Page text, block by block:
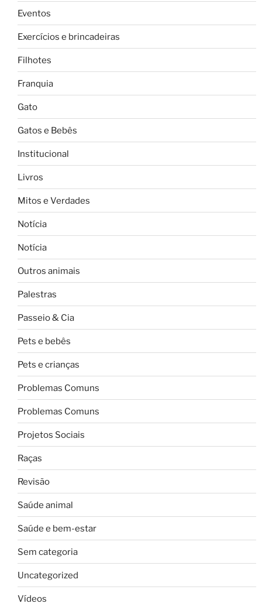
Eventos
Exercícios e brincadeiras
Filhotes
Franquia
Gato
Gatos e Bebês
Institucional
Livros
Mitos e Verdades
Notícia
Notícia
Outros animais
Palestras
Passeio & Cia
Pets e bebês
Pets e crianças
Problemas Comuns
Problemas Comuns
Projetos Sociais
Raças
Revisão
Saúde animal
Saúde e bem-estar
Sem categoria
Uncategorized
Vídeos